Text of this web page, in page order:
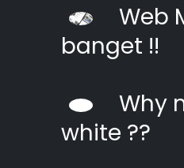
Web
banget !!
Why
white ??